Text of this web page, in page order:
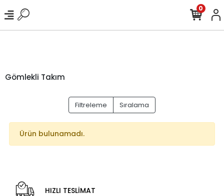
0
Gömlekli Takım
Filtreleme Sıralama
Ürün bulunamadı.
HIZLI TESLİMAT